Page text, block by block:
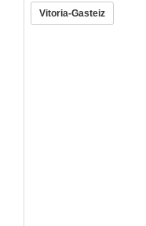
Vitoria-Gasteiz